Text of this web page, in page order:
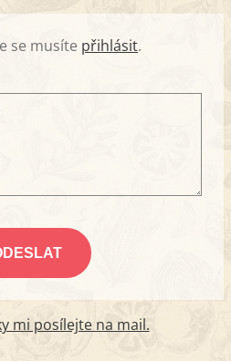
se musíte přihlásit.
mi posílejte na mail.